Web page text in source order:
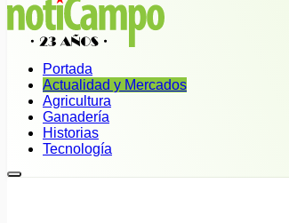
Portada
Actualidad y Mercados
Agricultura
Ganadería
Historias
Tecnología